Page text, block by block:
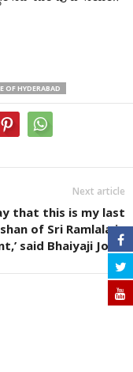
OF HYDERABAD
Next article
that this is my last
of Sri Ramlala in
said Bhaiyaji Joshi